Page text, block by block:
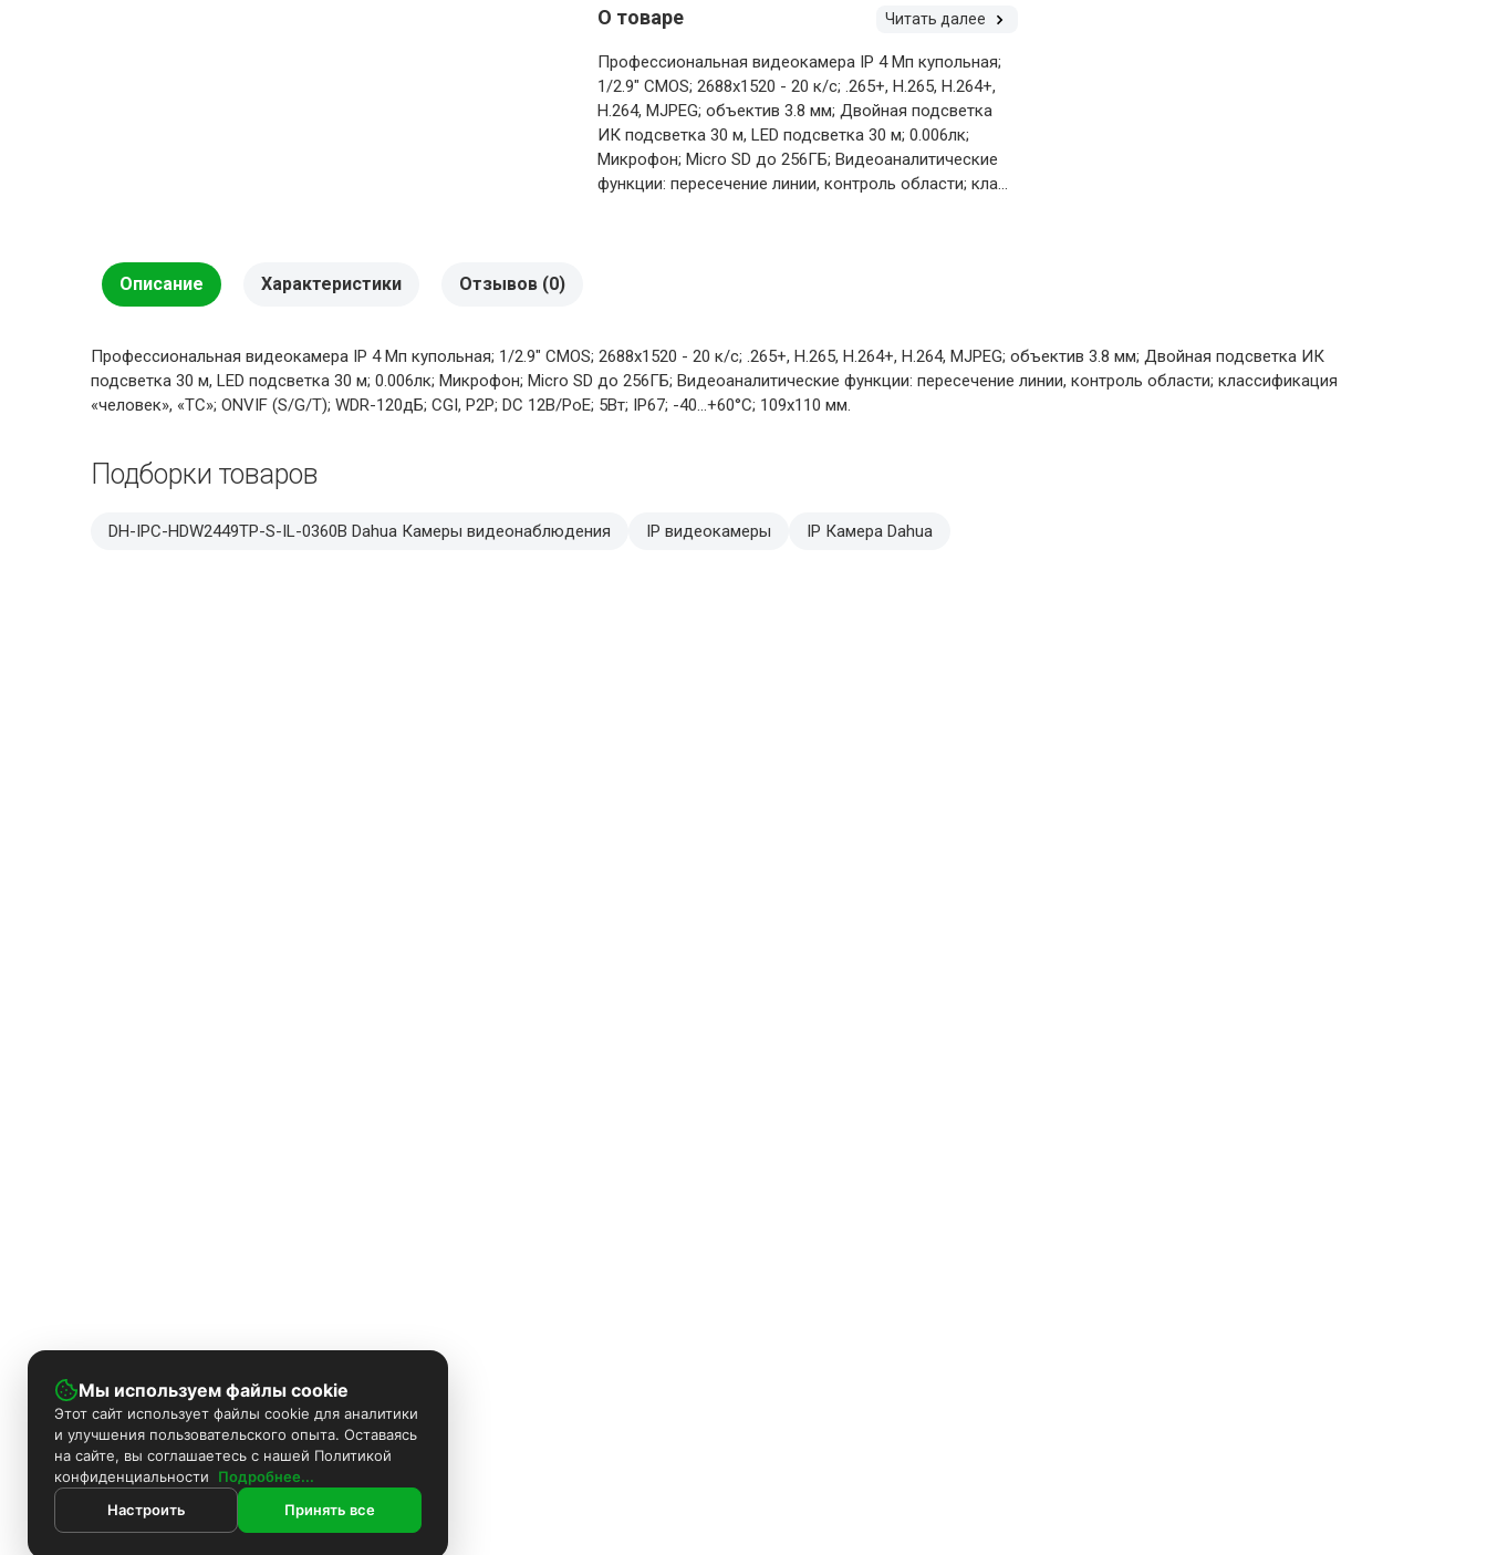
О товаре Читать далее
Профессиональная видеокамера IP 4 Мп купольная;
1/2.9" CMOS; 2688х1520 - 20 к/с; .265+, H.265, H.264+,
H.264, MJPEG; объектив 3.8 мм; Двойная подсветка
ИК подсветка 30 м, LED подсветка 30 м; 0.006лк;
Микрофон; Micro SD до 256ГБ; Видеоаналитические
функции: пересечение линии, контроль области; кла...
Описание Характеристики Отзывов (0)
Профессиональная видеокамера IP 4 Мп купольная; 1/2.9" CMOS; 2688х1520 - 20 к/с; .265+, H.265, H.264+, H.264, MJPEG; объектив 3.8 мм; Двойная подсветка ИК
подсветка 30 м, LED подсветка 30 м; 0.006лк; Микрофон; Micro SD до 256ГБ; Видеоаналитические функции: пересечение линии, контроль области; классификация
«человек», «ТС»; ONVIF (S/G/T); WDR-120дБ; CGI, P2P; DC 12В/PoE; 5Вт; IP67; -40...+60°C; 109х110 мм.
Подборки товаров
DH-IPC-HDW2449TP-S-IL-0360B Dahua Камеры видеонаблюдения IP видеокамеры IP Камера Dahua
Мы используем файлы cookie
Этот сайт использует файлы cookie для аналитики
и улучшения пользовательского опыта. Оставаясь
на сайте, вы соглашаетесь с нашей Политикой
конфиденциальности
Подробнее...
Настроить
Принять все